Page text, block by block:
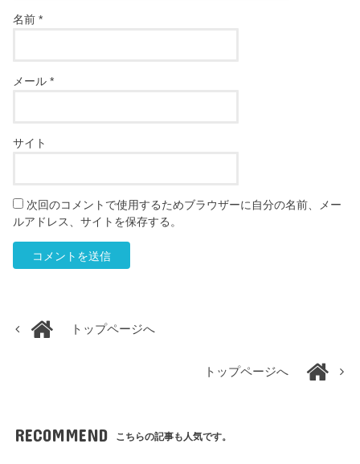
名前*
メール*
サイト
次回のコメントで使用するためブラウザーに自分の名前、メー
ルアドレス、サイトを保存する。
トップページへ
トップページへ
RECOMMEND こちらの記事も人気です。